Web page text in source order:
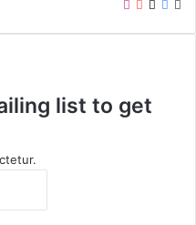
Y
b
g
list to get